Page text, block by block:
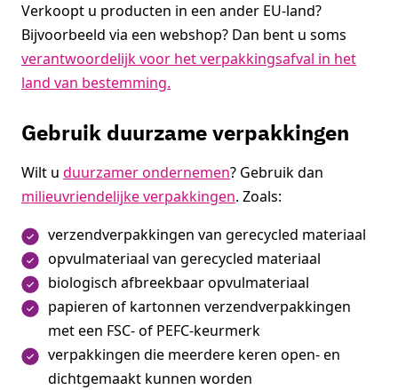
Verkoopt u producten in een ander EU-land?
Bijvoorbeeld via een webshop? Dan bent u soms
verantwoordelijk voor het verpakkingsafval in het
land van bestemming.
Gebruik duurzame verpakkingen
Wilt u duurzamer ondernemen? Gebruik dan
milieuvriendelijke verpakkingen. Zoals:
verzendverpakkingen van gerecycled materiaal
opvulmateriaal van gerecycled materiaal
biologisch afbreekbaar opvulmateriaal
papieren of kartonnen verzendverpakkingen
met een FSC- of PEFC-keurmerk
verpakkingen die meerdere keren open- en
dichtgemaakt kunnen worden